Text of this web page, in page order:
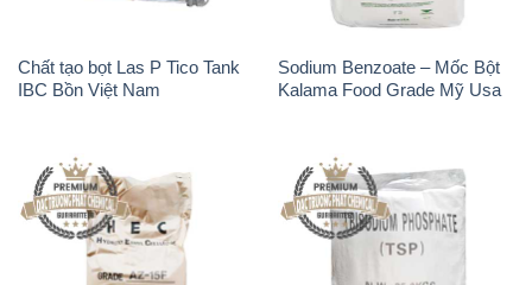
Chất tạo bọt Las P Tico Tank
IBC Bồn Việt Nam
Sodium Benzoate – Mốc Bột
Kalama Food Grade Mỹ Usa